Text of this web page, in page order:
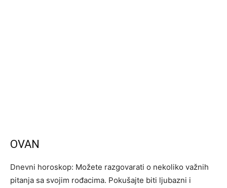
OVAN
Dnevni horoskop: Možete razgovarati o nekoliko važnih
pitanja sa svojim rođacima. Pokušajte biti ljubazni i